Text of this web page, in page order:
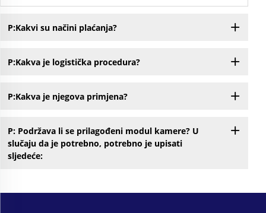
P:Kakvi su načini plaćanja?
P:Kakva je logistička procedura?
P:Kakva je njegova primjena?
P: Podržava li se prilagođeni modul kamere? U
slučaju da je potrebno, potrebno je upisati
sljedeće: